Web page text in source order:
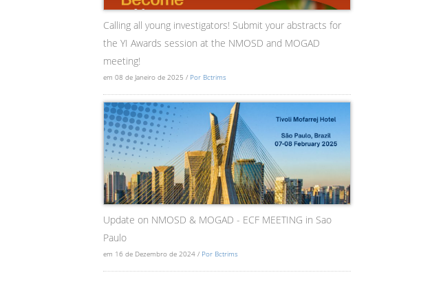
Calling all young investigators! Submit your abstracts for
the YI Awards session at the NMOSD and MOGAD
meeting!
em 08 de Janeiro de 2025 / Por Bctrims
Update on NMOSD & MOGAD - ECF MEETING in Sao
Paulo
em 16 de Dezembro de 2024 / Por Bctrims